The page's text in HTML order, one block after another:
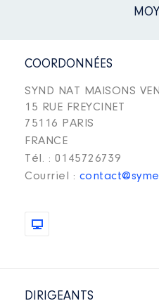
COORDONNÉES
SYND NAT MAISONS
15 RUE FREYCINET
75116 PARIS
FRANCE
Tél. : 0145726739
Courriel :
DIRIGEANTS